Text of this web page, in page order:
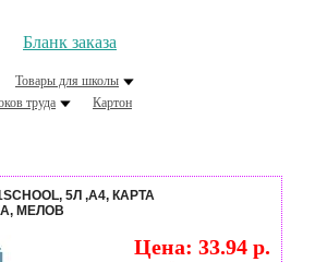
Бланк заказа
Товары для школы
труда
Картон
5Л ,А4, КАРТА
МЕЛОВ
Цена: 33.94 р.